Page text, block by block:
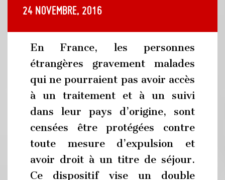
24 novembre, 2016
En France, les personnes
étrangères gravement malades
qui ne pourraient pas avoir accès
à un traitement et à un suivi
dans leur pays d’origine, sont
censées être protégées contre
toute mesure d’expulsion et
avoir droit à un titre de séjour.
Ce dispositif vise un double